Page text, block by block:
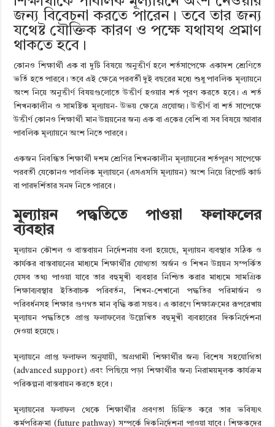
জন্য বিবেচনা করতে পারেন। তবে তার জন্য
যথেষ্ট যৌক্তিক কারণ ও পক্ষে যথাযথ প্রমাণ
থাকতে হবে।
কোনও শিক্ষার্থী এক বা দুটি বিষয়ে অনুত্তীর্ণ হলে শর্তসাপেক্ষে একাদশ শ্রেণিতে
ভর্তি হতে পারবে। তবে এই ক্ষেত্রে পরবর্তী দুই বছরের মধ্যে শুধু পাবলিক মূল্যায়নে
অংশ নিয়ে অনুত্তীর্ণ বিষয়গুলোতে উত্তীর্ণ হওয়ার শর্ত পূরণ করতে হবে। এ শর্ত
শিখনকালীন ও সামষ্টিক মূল্যায়ন- উভয় ক্ষেত্রে প্রযোজ্য। উত্তীর্ণ বা শর্ত সাপেক্ষে
উত্তীর্ণ কোনও শিক্ষার্থী মান উন্নয়নের জন্য এক বা একের বেশি বা সব বিষয়ে আবার
পাবলিক মূল্যায়নে অংশ নিতে পারবে।
একজন নিবন্ধিত শিক্ষার্থী দশম শ্রেণির শিখনকালীন মূল্যায়নের শর্তপূরণ সাপেক্ষে
পরবর্তী যেকোনও পাবলিক মূল্যায়নে (এসএসসি মূল্যায়ন) অংশ নিয়ে রিপোর্ট কার্ড
বা পারদর্শিতার সনদ নিতে পারবে।
মূল্যায়ন পদ্ধতিতে পাওয়া ফলাফলের
ব্যবহার
মূল্যায়ন কৌশল ও বাস্তবায়ন নির্দেশনায় বলা হয়েছে, মূল্যায়ন ব্যবস্থার সঠিক ও
কার্যকর বাস্তবায়নের মাধ্যমে শিক্ষার্থীর যোগ্যতা অর্জন ও শিখন উন্নয়ন সম্পর্কিত
যেসব তথ্য পাওয়া যাবে তার বহুমুখী ব্যবহার নিশ্চিত করার মাধ্যমে সামগ্রিক
শিক্ষাব্যবস্থার ইতিবাচক পরিবর্তন, শিখন-শেখানো পদ্ধতির পরিমার্জন ও
পরিবর্ধনসহ শিক্ষার গুণগত মান বৃদ্ধি করা সম্ভব। এ কারণে শিক্ষাক্রমের রূপরেখায়
মূল্যায়ন পদ্ধতিতে প্রাপ্ত ফলাফলের উল্লেখিত বহুমুখী ব্যবহারের দিকনির্দেশনা
দেওয়া হয়েছে।
মূল্যায়নে প্রাপ্ত ফলাফল অনুযায়ী, অগ্রগামী শিক্ষার্থীর জন্য বিশেষ সহযোগিতা
(advanced support) এবং পিছিয়ে পড়া শিক্ষার্থীর জন্য নিরাময়মূলক কার্যক্রম
পরিকল্পনা বাস্তবায়ন করতে হবে।
মূল্যায়নের ফলাফল থেকে শিক্ষার্থীর প্রবণতা চিহ্নিত করে তার ভবিষ্যৎ
কর্মপরিক্রমা (future pathway) সম্পর্কে দিকনির্দেশনা পাওয়া যাবে। শিক্ষকদের